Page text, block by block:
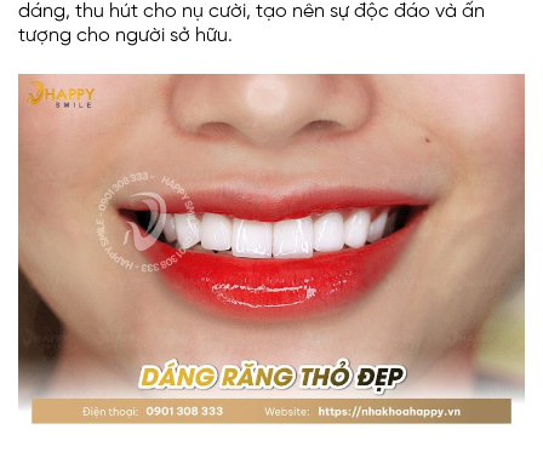
dáng, thu hút cho nụ cười, tạo nên sự độc đáo và ấn
tượng cho người sở hữu.